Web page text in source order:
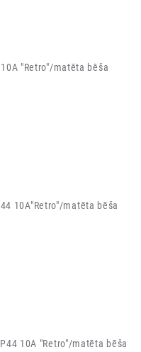
"Retro"/matēta bēša
10A"Retro"/matēta bēša
10A "Retro"/matēta bēša